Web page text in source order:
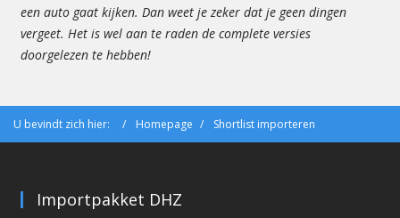
een auto gaat kijken. Dan weet je zeker dat je geen dingen
vergeet. Het is wel aan te raden de complete versies
doorgelezen te hebben!
U bevindt zich hier: Homepage Shortlist importeren
Importpakket DHZ